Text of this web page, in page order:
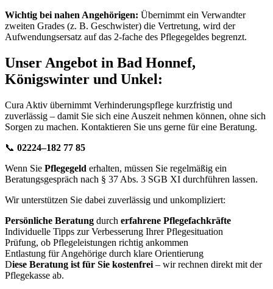
Wichtig bei nahen Angehörigen: Übernimmt ein Verwandter
zweiten Grades (z. B. Geschwister) die Vertretung, wird der
Aufwendungsersatz auf das 2-fache des Pflegegeldes begrenzt.
Unser Angebot in Bad Honnef,
Königswinter und Unkel:
Cura Aktiv übernimmt Verhinderungspflege kurzfristig und
zuverlässig – damit Sie sich eine Auszeit nehmen können, ohne sich
Sorgen zu machen. Kontaktieren Sie uns gerne für eine Beratung.
📞 02224–182 77 85
Wenn Sie Pflegegeld erhalten, müssen Sie regelmäßig ein
Beratungsgespräch nach § 37 Abs. 3 SGB XI durchführen lassen.
Wir unterstützen Sie dabei zuverlässig und unkompliziert:
Persönliche Beratung durch erfahrene Pflegefachkräfte
Individuelle Tipps zur Verbesserung Ihrer Pflegesituation
Prüfung, ob Pflegeleistungen richtig ankommen
Entlastung für Angehörige durch klare Orientierung
Diese Beratung ist für Sie kostenfrei – wir rechnen direkt mit der
Pflegekasse ab.